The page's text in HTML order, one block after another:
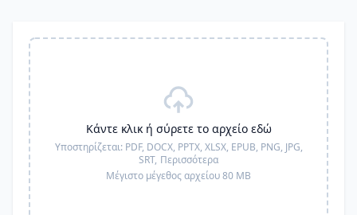
Κάντε κλικ ή σύρετε το αρχείο εδώ
Υποστηρίζεται: PDF, DOCX, PPTX, XLSX, EPUB, PNG, JPG,
SRT, Περισσότερα
Μέγιστο μέγεθος αρχείου 80 MB